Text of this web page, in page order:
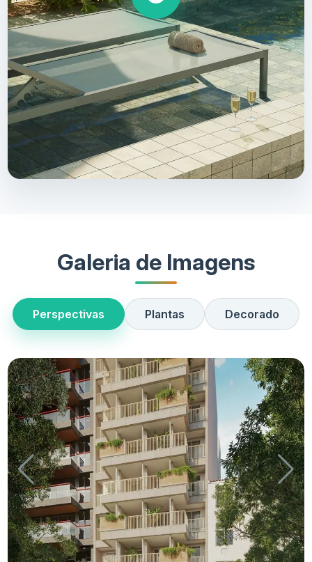
Galeria de Imagens
Perspectivas Plantas Decorado